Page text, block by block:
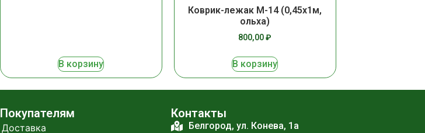
В корзину
Коврик-лежак М-14 (0,45х1м,
ольха)
800,00₽
В корзину
Покупателям
Доставка
Контакты
Белгород, ул. Конева, 1а